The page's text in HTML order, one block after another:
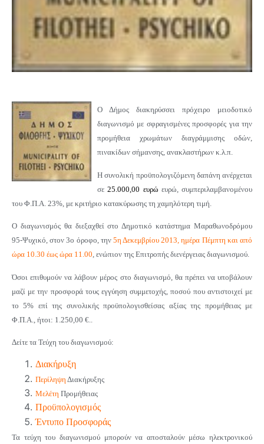
Ο Δήμος διακηρύσσει πρόχειρο μειοδοτικό
διαγωνισμό με σφραγισμένες προσφορές για την
προμήθεια χρωμάτων διαγράμμισης οδών,
πινακίδων σήμανσης, ανακλαστήρων κ.λ.π.
Η συνολική προϋπολογιζόμενη δαπάνη ανέρχεται
σε25.000,00 ευρώ ευρώ, συμπεριλαμβανομένου
του Φ.Π.Α. 23%, με κριτήριο κατακύρωσης τη χαμηλότερη τιμή.
Ο διαγωνισμός θα διεξαχθεί στο Δημοτικό κατάστημα Μαραθωνοδρόμου
95-Ψυχικό, στον 3ο όροφο, την 5η Δεκεμβρίου 2013, ημέρα Πέμπτη και από
ώρα 10.30 έως ώρα 11.00, ενώπιον της Επιτροπής διενέργειας διαγωνισμού.
Όσοι επιθυμούν να λάβουν μέρος στο διαγωνισμό, θα πρέπει να υποβάλουν
μαζί με την προσφορά τους εγγύηση συμμετοχής, ποσού που αντιστοιχεί με
το 5% επί της συνολικής προϋπολογισθείσας αξίας της προμήθειας με
Φ.Π.Α., ήτοι: 1.250,00 €..
Δείτε τα Τεύχη του διαγωνισμού:
Διακήρυξη
Περίληψη Διακήρυξης
Μελέτη Προμήθειας
Προϋπολογισμός
Έντυπο Προσφοράς
Τα τεύχη του διαγωνισμού μπορούν να αποσταλούν μέσω ηλεκτρονικού